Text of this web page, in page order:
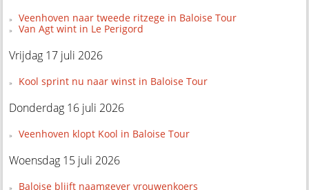
Veenhoven naar tweede ritzege in Baloise Tour
Van Agt wint in Le Perigord
Vrijdag 17 juli 2026
Kool sprint nu naar winst in Baloise Tour
Donderdag 16 juli 2026
Veenhoven klopt Kool in Baloise Tour
Woensdag 15 juli 2026
Baloise blijft naamgever vrouwenkoers